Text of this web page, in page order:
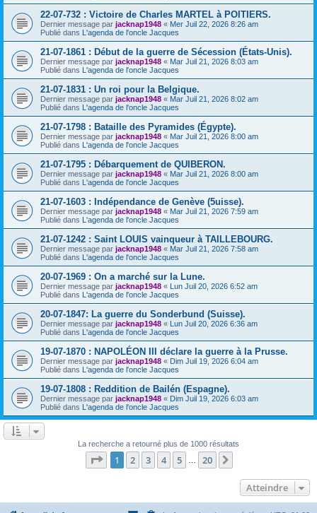
22-07-732 : Victoire de Charles MARTEL à POITIERS.
Dernier message par jacknap1948 « Mer Juil 22, 2026 8:26 am
Publié dans L'agenda de l'oncle Jacques
21-07-1861 : Début de la guerre de Sécession (États-Unis).
Dernier message par jacknap1948 « Mar Juil 21, 2026 8:03 am
Publié dans L'agenda de l'oncle Jacques
21-07-1831 : Un roi pour la Belgique.
Dernier message par jacknap1948 « Mar Juil 21, 2026 8:02 am
Publié dans L'agenda de l'oncle Jacques
21-07-1798 : Bataille des Pyramides (Égypte).
Dernier message par jacknap1948 « Mar Juil 21, 2026 8:00 am
Publié dans L'agenda de l'oncle Jacques
21-07-1795 : Débarquement de QUIBERON.
Dernier message par jacknap1948 « Mar Juil 21, 2026 8:00 am
Publié dans L'agenda de l'oncle Jacques
21-07-1603 : Indépendance de Genève (5uisse).
Dernier message par jacknap1948 « Mar Juil 21, 2026 7:59 am
Publié dans L'agenda de l'oncle Jacques
21-07-1242 : Saint LOUIS vainqueur à TAILLEBOURG.
Dernier message par jacknap1948 « Mar Juil 21, 2026 7:58 am
Publié dans L'agenda de l'oncle Jacques
20-07-1969 : On a marché sur la Lune.
Dernier message par jacknap1948 « Lun Juil 20, 2026 6:52 am
Publié dans L'agenda de l'oncle Jacques
20-07-1847: La guerre du Sonderbund (Suisse).
Dernier message par jacknap1948 « Lun Juil 20, 2026 6:36 am
Publié dans L'agenda de l'oncle Jacques
19-07-1870 : NAPOLÉON III déclare la guerre à la Prusse.
Dernier message par jacknap1948 « Dim Juil 19, 2026 6:04 am
Publié dans L'agenda de l'oncle Jacques
19-07-1808 : Reddition de Bailén (Espagne).
Dernier message par jacknap1948 « Dim Juil 19, 2026 6:03 am
Publié dans L'agenda de l'oncle Jacques
La recherche a retourné plus de 1000 résultats
Page 1sur20
1 2 3 4 5 20
Atteindre